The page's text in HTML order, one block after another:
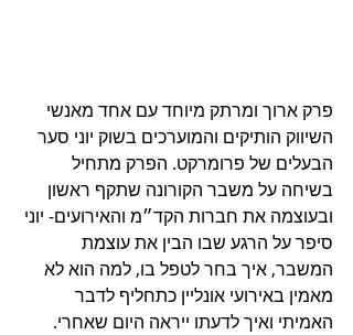
פרק ארוך ומרתק מיוחד עם אחד מאנשי
השיווק הותיקים והמוערכים בשוק יוני סער
הבעלים של פרומרקט. הפרק מתחיל
בשיחה על משבר הקורונה שתקף ראשון
ובעוצמה את חברות הקד״מ והאירועים- יוני
סיפר על הרגע שבו הבין את עוצמת
המשבר, איך בחר לטפל בו, למה הוא לא
מאמין באירועי אונליין כתחליף לדבר
האמיתי ואיך לדעתו ייראה היום שאחרי.